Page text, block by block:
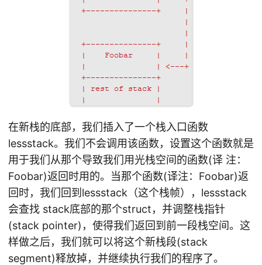
在新栈的底部，我们插入了一个栈入口函数
lessstack。我们不会调用该函数，设置这个函数就是
用于我们从那个导致我们用光栈空间的函数(译 注：
Foobar)返回时用的。当那个函数(译注：Foobar)返
回时，我们回到lessstack（这个栈帧），lessstack
会查找 stack底部的那个struct，并调整栈指针
(stack pointer)，使得我们返回到前一段栈空间。这
样做之后，我们就可以将这个新栈段(stack
segment)释放掉，并继续执行我们的程序了。